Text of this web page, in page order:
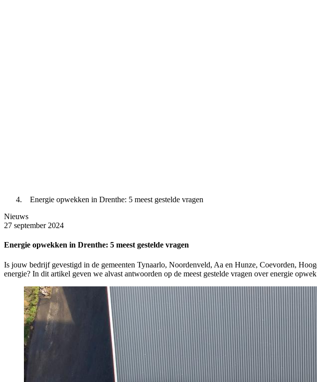
Energie opwekken in Drenthe: 5 meest gestelde vragen
Nieuws
27 september 2024
Energie opwekken in Drenthe: 5 meest gestelde vragen
Is jouw bedrijf gevestigd in de gemeenten Tynaarlo, Noordenveld, Aa en Hunze, Coevorden,
energie? In dit artikel geven we alvast antwoorden op de meest gestelde vragen over energie